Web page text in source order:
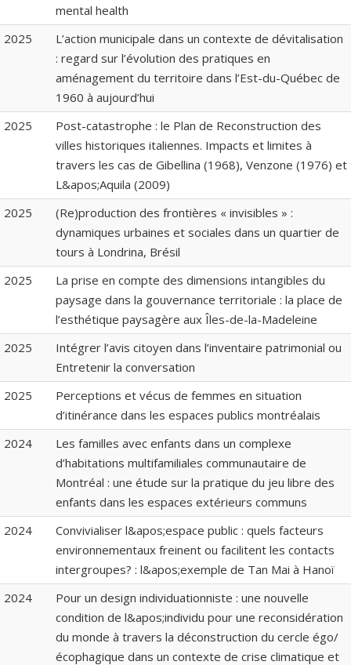
mental health
2025
L’action municipale dans un contexte de dévitalisation
: regard sur l’évolution des pratiques en
aménagement du territoire dans l’Est-du-Québec de
1960 à aujourd’hui
2025
Post-catastrophe : le Plan de Reconstruction des
villes historiques italiennes. Impacts et limites à
travers les cas de Gibellina (1968), Venzone (1976) et
L&apos;Aquila (2009)
2025
(Re)production des frontières « invisibles » :
dynamiques urbaines et sociales dans un quartier de
tours à Londrina, Brésil
2025
La prise en compte des dimensions intangibles du
paysage dans la gouvernance territoriale : la place de
l’esthétique paysagère aux Îles-de-la-Madeleine
2025
Intégrer l’avis citoyen dans l’inventaire patrimonial ou
Entretenir la conversation
2025
Perceptions et vécus de femmes en situation
d’itinérance dans les espaces publics montréalais
2024
Les familles avec enfants dans un complexe
d’habitations multifamiliales communautaire de
Montréal : une étude sur la pratique du jeu libre des
enfants dans les espaces extérieurs communs
2024
Convivialiser l&apos;espace public : quels facteurs
environnementaux freinent ou facilitent les contacts
intergroupes? : l&apos;exemple de Tan Mai à Hanoï
2024
Pour un design individuationniste : une nouvelle
condition de l&apos;individu pour une reconsidération
du monde à travers la déconstruction du cercle égo/
écophagique dans un contexte de crise climatique et